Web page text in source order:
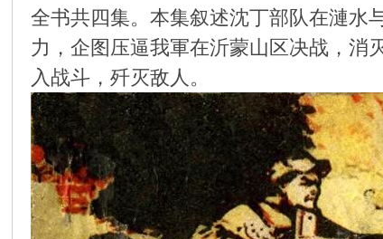
全书共四集。本集叙述沈丁部队在漣水
力，企图压逼我軍在沂蒙山区决战，消
入战斗，歼灭敌人。